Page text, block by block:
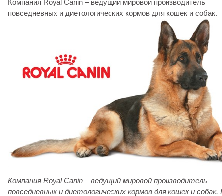
Компания Royal Canin – ведущий мировой производитель
повседневных и диетологических кормов для кошек и собак.
Компания Royal Canin – ведущий мировой производитель
повседневных и диетологических кормов для кошек и собак.